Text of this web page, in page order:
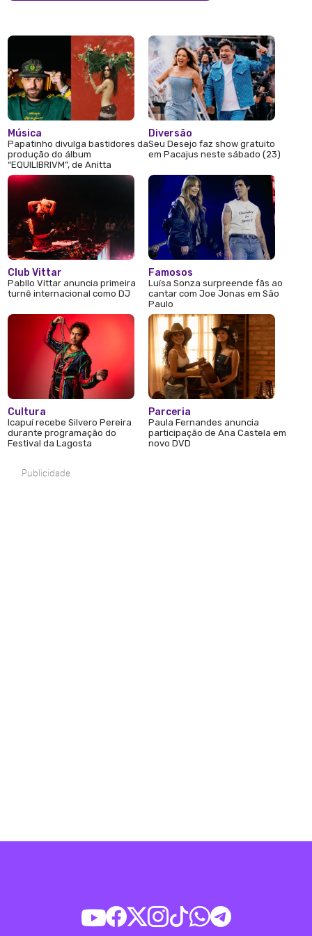
Música
Papatinho divulga bastidores da
produção do álbum
“EQUILIBRIVM”, de Anitta
Club Vittar
Pabllo Vittar anuncia primeira
turnê internacional como DJ
Cultura
Icapuí recebe Silvero Pereira
durante programação do
Festival da Lagosta
Diversão
Seu Desejo faz show gratuito
em Pacajus neste sábado (23)
Famosos
Luísa Sonza surpreende fãs ao
cantar com Joe Jonas em São
Paulo
Parceria
Paula Fernandes anuncia
participação de Ana Castela em
novo DVD
Publicidade